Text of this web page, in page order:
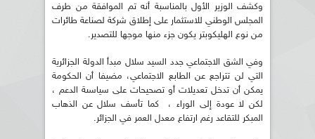
وكشف الوزير الأول بالمناسبة أنه تم الموافقة من طرف
المجلس الوطني للاستثمار على إطلاق شركة لصناعة طائرات
من نوع الهليكوبتر يكون جزء منها موجها للتصدير.
وفي الشق الاجتماعي جدد السيد سلال مبدأ الدولة الجزائرية
التي لن تتراجع عن الطابع الاجتماعي، مضيفا أن الحكومة
يمكن أن تدخل تعديلات أو تصحيحات على سياسىة الدعم ،
لكن لا عودة إلى الوراء ، كما تأسف سلال عن الذهاب
المبكر للتقاعد رغم ارتفاع معدل العمر في الجزائر.